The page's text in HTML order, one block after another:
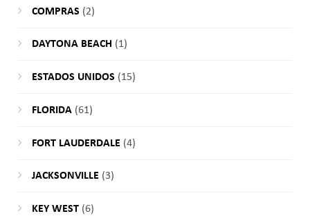
COMPRAS (2)
DAYTONA BEACH (1)
ESTADOS UNIDOS (15)
FLORIDA(61)
FORT LAUDERDALE (4)
JACKSONVILLE (3)
KEY WEST(6)